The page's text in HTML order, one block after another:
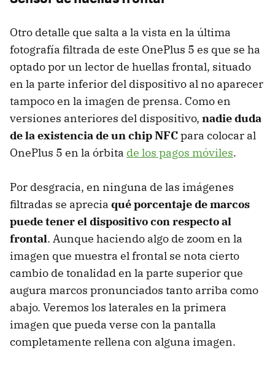
Otro detalle que salta a la vista en la última
fotografía filtrada de este OnePlus 5 es que se ha
optado por un lector de huellas frontal, situado
en la parte inferior del dispositivo al no aparecer
tampoco en la imagen de prensa. Como en
versiones anteriores del dispositivo, nadie duda
de la existencia de un chip NFCpara colocar al
OnePlus 5 en la órbita de los pagos móviles.
Por desgracia, en ninguna de las imágenes
filtradas se aprecia qué porcentaje de marcos
puede tener el dispositivo con respecto al
frontal. Aunque haciendo algo de zoom en la
imagen que muestra el frontal se nota cierto
cambio de tonalidad en la parte superior que
augura marcos pronunciados tanto arriba como
abajo. Veremos los laterales en la primera
imagen que pueda verse con la pantalla
completamente rellena con alguna imagen.